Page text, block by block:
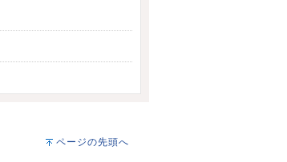
ページの先頭へ